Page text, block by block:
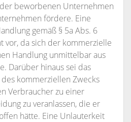
beworbenen Unternehmen
fördere. Eine
gemäß § 5a Abs. 6
vor, da sich der kommerzielle
Handlung unmittelbar aus
Darüber hinaus sei das
kommerziellen Zwecks
Verbraucher zu einer
zu veranlassen, die er
hätte. Eine Unlauterkeit